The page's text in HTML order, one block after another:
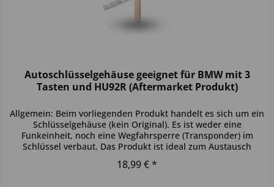
Autoschlüsselgehäuse geeignet für BMW mit 3
Tasten und HU92R (Aftermarket Produkt)
Allgemein: Beim vorliegenden Produkt handelt es sich um ein
Schlüsselgehäuse (kein Original). Es ist weder eine
Funkeinheit, noch eine Wegfahrsperre (Transponder) im
Schlüssel verbaut. Das Produkt ist ideal zum Austausch
18,99 € *